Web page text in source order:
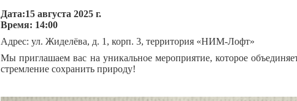
Дата:15 августа 2025 г.
Время: 14:00
Адрес: ул. Жиделёва, д. 1, корп. 3, территория «НИМ-Лофт»
Мы приглашаем вас на уникальное мероприятие, которое
стремление сохранить природу!